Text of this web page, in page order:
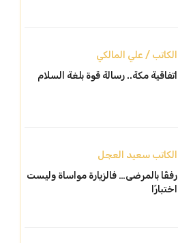
الكاتب / علي المالكي
اتفاقية مكة.. رسالة قوة بلغة السلام
الكاتب سعيد العجل
رفقًا بالمرضى… فالزيارة مواساة وليست
اختبارًا